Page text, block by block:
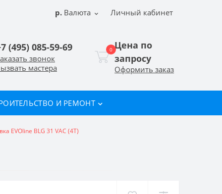
р. Валюта Личный кабинет
(495) 085-59-69
звонок
мастера
0 Цена по
запросу
Оформить заказ
И РЕМОНТ
EVOline BLG 31 VAC (4T)